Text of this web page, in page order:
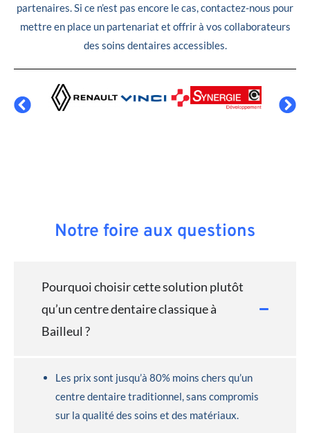
partenaires. Si ce n’est pas encore le cas, contactez-nous pour
mettre en place un partenariat et offrir à vos collaborateurs
des soins dentaires accessibles.
Notre foire aux questions
Pourquoi choisir cette solution plutôt
qu’un centre dentaire classique à
Bailleul ?
Les prix sont jusqu’à 80% moins chers qu’un
centre dentaire traditionnel, sans compromis
sur la qualité des soins et des matériaux.